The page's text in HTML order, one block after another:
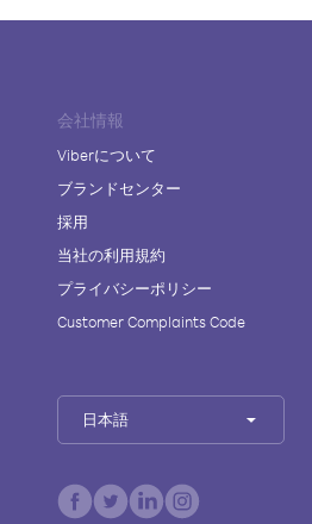
会社情報
Viberについて
ブランドセンター
採用
当社の利用規約
プライバシーポリシー
Customer Complaints Code
日本語